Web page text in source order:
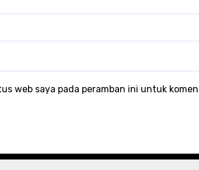
web saya pada peramban ini untuk